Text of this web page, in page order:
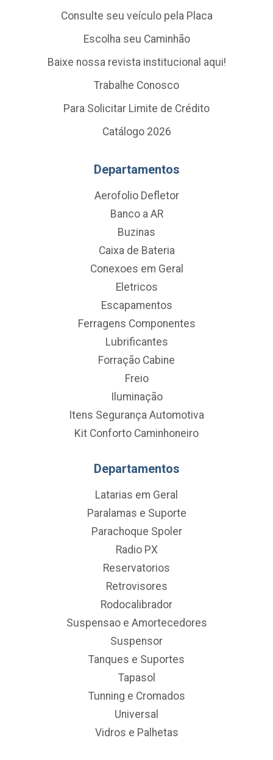
Consulte seu veículo pela Placa
Escolha seu Caminhão
Baixe nossa revista institucional aqui!
Trabalhe Conosco
Para Solicitar Limite de Crédito
Catálogo 2026
Departamentos
Aerofolio Defletor
Banco a AR
Buzinas
Caixa de Bateria
Conexoes em Geral
Eletricos
Escapamentos
Ferragens Componentes
Lubrificantes
Forração Cabine
Freio
Iluminação
Itens Segurança Automotiva
Kit Conforto Caminhoneiro
Departamentos
Latarias em Geral
Paralamas e Suporte
Parachoque Spoler
Radio PX
Reservatorios
Retrovisores
Rodocalibrador
Suspensao e Amortecedores
Suspensor
Tanques e Suportes
Tapasol
Tunning e Cromados
Universal
Vidros e Palhetas